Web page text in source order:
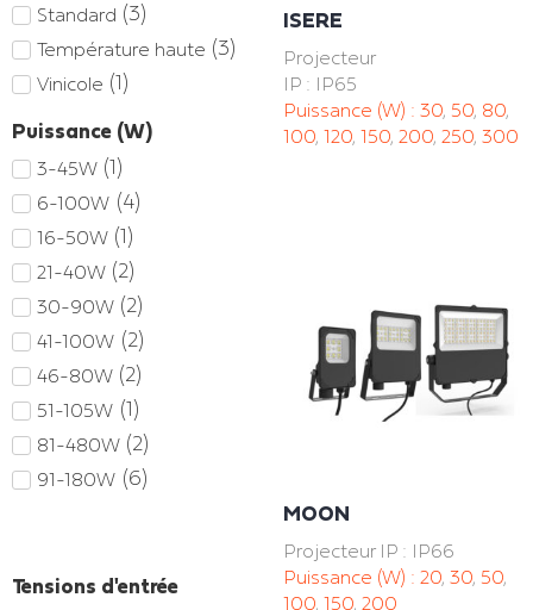
Standard (3)
Température haute (3)
Vinicole (1)
Puissance (W)
3-45W (1)
6-100W (4)
16-50W (1)
21-40W (2)
30-90W (2)
41-100W (2)
46-80W (2)
51-105W (1)
81-480W (2)
91-180W (6)
181-300W (6)
Tensions d'entrée
ISERE
Projecteur
IP : IP65
Puissance (W) : 30 50 80
100 120 150 200 250 300
MOON
Projecteur IP : IP66
Puissance (W) : 20, 30, 50,
100, 150, 200